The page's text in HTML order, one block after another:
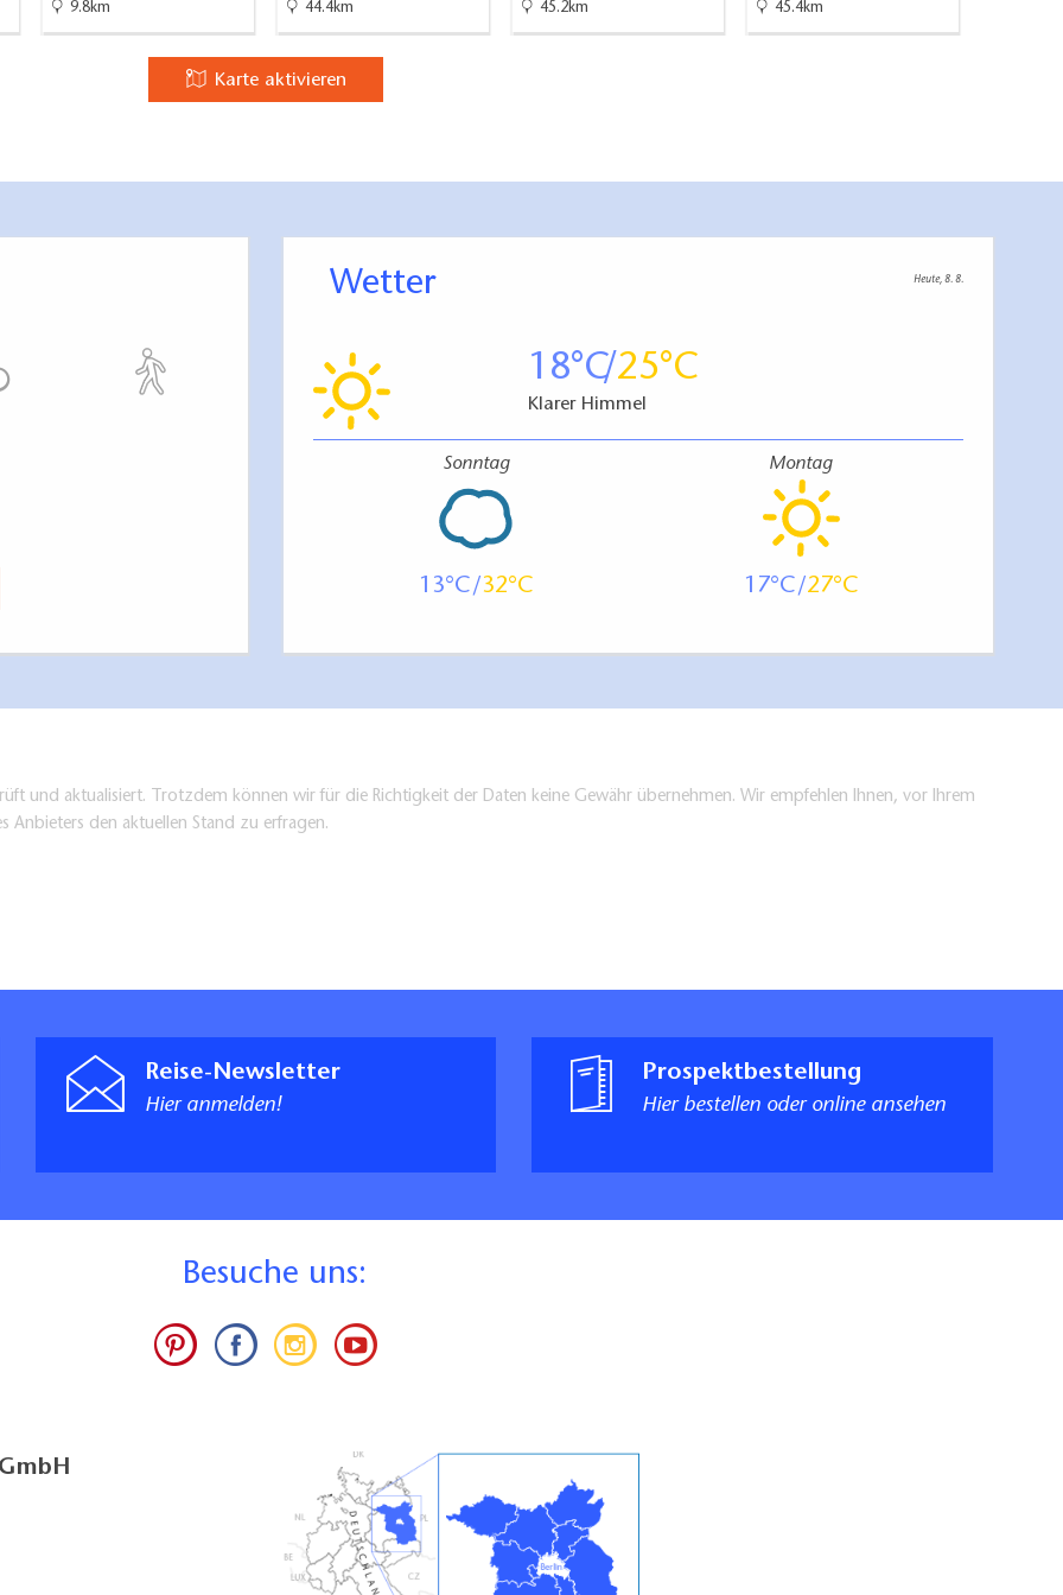
Paul-Gerhardt-Kirche
Agrarmuseum
Leichhardt-Museum
Haus", Burg, Regionalmuseum, St.
in Beeskow
Campen:
Spreeufer in Beeskow
in Beeskow
ADFC-zertifizierte RadReiseRegion Seenland
Spree-Radweg", 1:75.000, Sachsen-Kartographie,
Spree-Radweg", 1:50.000, Sachsen-Kartographie,
9.8km
44.4km
45.2km
45.4km
Karte aktivieren
Wetter Heute, 8. 8.
18 25
Klarer Himmel
Sonntag
13 32
Montag
17 27
und aktualisiert. Trotzdem können wir für die Richtigkeit der Daten keine Gewähr übernehmen. Wir empfehlen Ihnen, vor Ihrem
Anbieters den aktuellen Stand zu erfragen.
Reise-Newsletter
Hier anmelden!
Prospektbestellung
Hier bestellen oder online ansehen
Besuche uns: